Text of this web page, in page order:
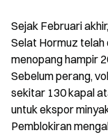
Sejak Februari
Selat Hormuz telah
menopang hampir
Sebelum perang,
sekitar 130 kapal
untuk ekspor
Pemblokiran